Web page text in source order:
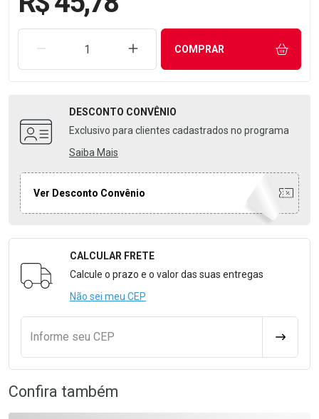
REMOVER UMA UNIDADEAUMENTAR UMA UNIDADE
COMPRAR
DESCONTO CONVÊNIO
Exclusivo para clientes cadastrados no programa
Saiba Mais
Ver Desconto Convênio
Formulário para Calcular o Frete
CALCULAR FRETE
Calcule o prazo e o valor das suas entregas
Não sei meu CEP
Informe seu CEP
Confira também